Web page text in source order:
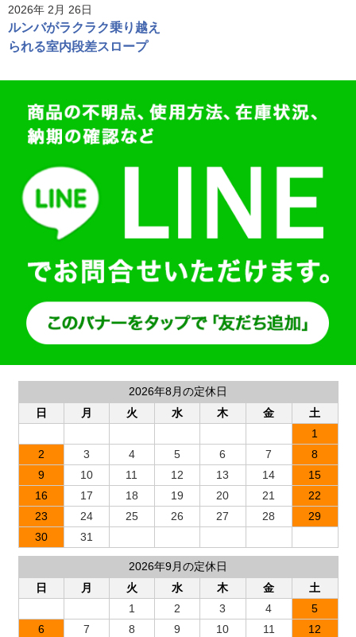
2026年 2月 26日
ルンバがラクラク乗り越え
られる室内段差スロープ
2026年8月の定休日
日
月 火 水 木 金
土
1
2
3 4 5 6 7
8
9
10 11 12 13 14
15
16
17 18 19 20 21
22
23
24 25 26 27 28
29
30
31
2026年9月の定休日
日
月 火 水 木 金
土
1
2 3 4
5
6
7 8 9 10 11
12